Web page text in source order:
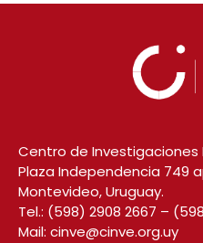
Centro de Investigaciones
Plaza Independencia 749
Montevideo, Uruguay.
Tel.: (598) 2908 2667 –
Mail: cinve@cinve.org.uy